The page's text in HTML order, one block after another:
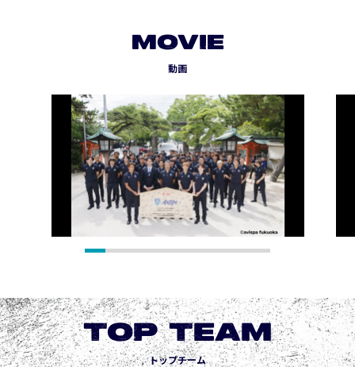
MOVIE
動画
TOP TEAM
トップチーム